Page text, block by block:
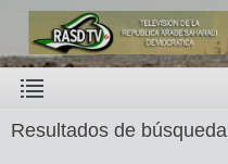
Resultados de búsqueda